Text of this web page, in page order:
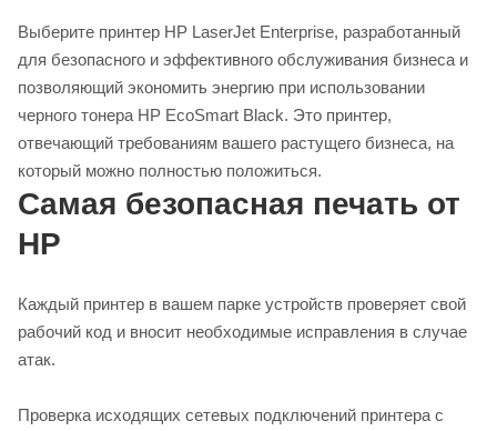
Выберите принтер HP LaserJet Enterprise, разработанный
для безопасного и эффективного обслуживания бизнеса и
позволяющий экономить энергию при использовании
черного тонера HP EcoSmart Black. Это принтер,
отвечающий требованиям вашего растущего бизнеса, на
который можно полностью положиться.
Самая безопасная печать от
HP
Каждый принтер в вашем парке устройств проверяет свой
рабочий код и вносит необходимые исправления в случае
атак.
Проверка исходящих сетевых подключений принтера с